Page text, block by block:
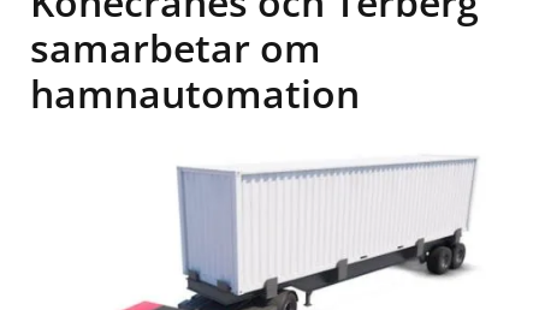
samarbetar om
hamnautomation